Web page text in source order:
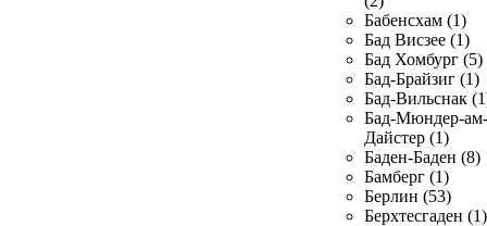
Бабенсхам (1)
Бад Висзее (1)
Бад Хомбург (5)
Бад-Брайзиг (1)
Бад-Вильснак
Бад-Мюндер-ам-
Дайстер (1)
Баден-Баден (8)
Бамберг (1)
Берлин (53)
Берхтесгаден (1)